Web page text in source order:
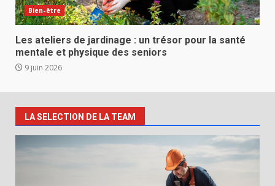
Bien-être
Les ateliers de jardinage : un trésor pour la santé
mentale et physique des seniors
9 juin 2026
LA SELECTION DE LA TEAM